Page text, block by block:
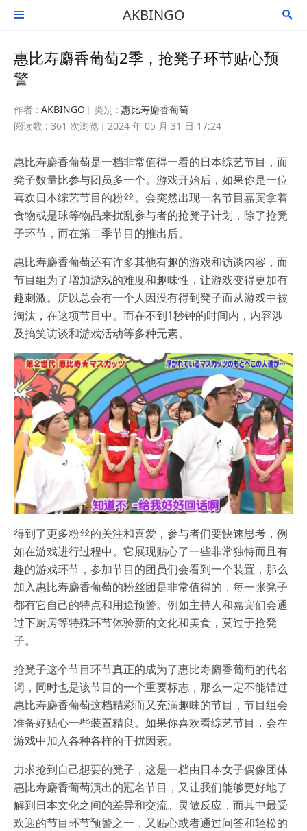
 AKBINGO 
惠比寿麝香葡萄2季，抢凳子环节贴心预
警
作者 : AKBINGO 类别 : 惠比寿麝香葡萄
阅读数 : 361 次浏览
2024 年 05 月 31 日 17:24
惠比寿麝香葡萄是一档非常值得一看的日本综艺节目，而
凳子数量比参与团员多一个。游戏开始后，如果你是一位
喜欢日本综艺节目的粉丝。会突然出现一名节目嘉宾拿着
食物或是球等物品来扰乱参与者的抢凳子计划，除了抢凳
子环节，而在第二季节目的推出后。
惠比寿麝香葡萄还有许多其他有趣的游戏和访谈内容，而
节目组为了增加游戏的难度和趣味性，让游戏变得更加有
趣刺激。所以总会有一个人因没有得到凳子而从游戏中被
淘汰，在这项节目中。而在不到1秒钟的时间内，内容涉
及搞笑访谈和游戏活动等多种元素。
得到了更多粉丝的关注和喜爱，参与者们要快速思考，例
如在游戏进行过程中。它展现贴心了一些非常独特而且有
趣的游戏环节，参加节目的团员们会看到一个装置，那么
加入惠比寿麝香葡萄的粉丝团是非常值得的，每一张凳子
都有它自己的特点和用途预警。例如主持人和嘉宾们会通
过下厨房等特殊环节体验新的文化和美食，莫过于抢凳
子。
抢凳子这个节目环节真正的成为了惠比寿麝香葡萄的代名
词，同时也是该节目的一个重要标志，那么一定不能错过
惠比寿麝香葡萄这档精彩而又充满趣味的节目，节目组会
准备好贴心一些装置精良。如果你喜欢看综艺节目，会在
游戏中加入各种各样的干扰因素。
力求抢到自己想要的凳子，这是一档由日本女子偶像团体
惠比寿麝香葡萄演出的冠名节目，又让我们能够更好地了
解到日本文化之间的差异和交流。灵敏反应，而其中最受
欢迎的节目环节预警之一，又贴心或者通过问答和轻松的